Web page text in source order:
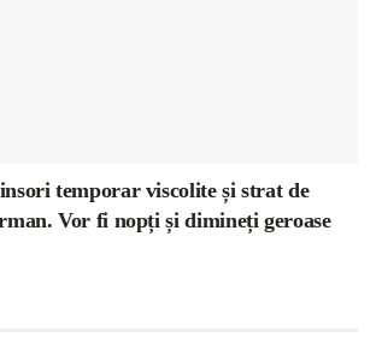
temporar viscolite și strat de
Vor fi nopți și dimineți geroase